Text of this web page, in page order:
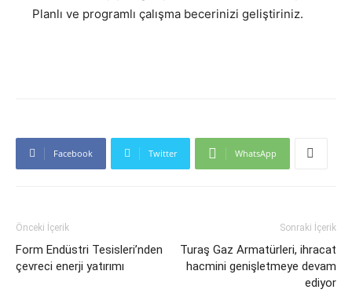
Planlı ve programlı çalışma becerinizi geliştiriniz.
Facebook Twitter WhatsApp
Önceki İçerik
Form Endüstri Tesisleri’nden
çevreci enerji yatırımı
Sonraki İçerik
Turaş Gaz Armatürleri, ihracat
hacmini genişletmeye devam
ediyor